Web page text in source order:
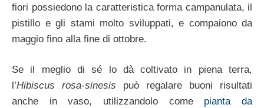
fiori possiedono la caratteristica forma campanulata, il
pistillo e gli stami molto sviluppati, e compaiono da
maggio fino alla fine di ottobre.
Se il meglio di sé lo dà coltivato in piena terra,
l’Hibiscus rosa-sinesis può regalare buoni risultati
anche in vaso, utilizzandolo come pianta da